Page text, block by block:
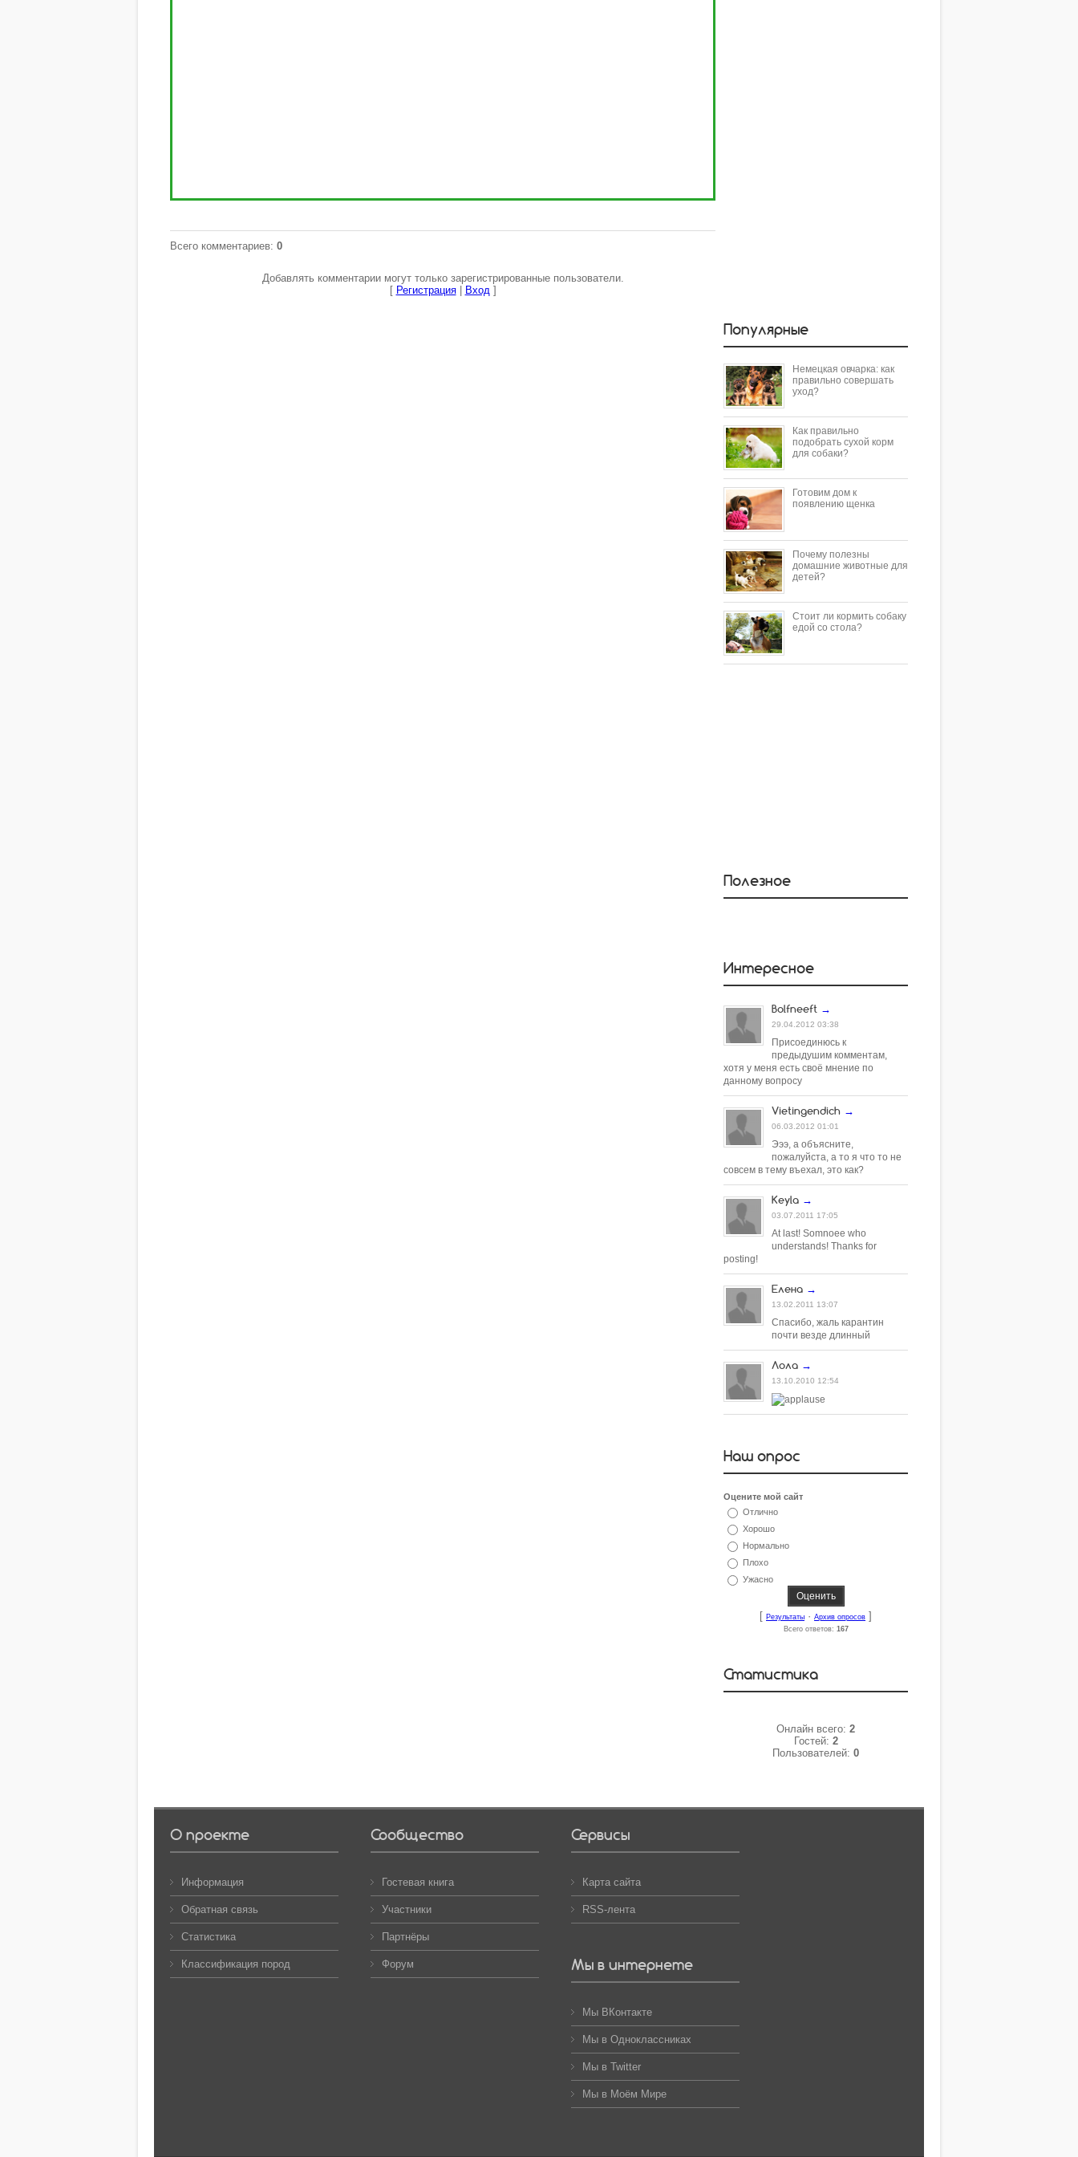
Всего комментариев: 0
Добавлять комментарии могут только зарегистрированные пользователи.
[ Регистрация| Вход]
Популярные
Немецкая овчарка: как
правильно совершать
уход?
Как правильно
подобрать сухой корм
для собаки?
Готовим дом к
появлению щенка
Почему полезны
домашние животные для
детей?
Стоит ли кормить собаку
едой со стола?
Полезное
Интересное
Bolfneeft →
29.04.2012 03:38
Присоединюсь к
предыдушим комментам,
хотя у меня есть своё мнение по
данному вопросу
Vietingendich →
06.03.2012 01:01
Эээ, а объясните,
пожалуйста, а то я что то не
совсем в тему въехал, это как?
Keyla →
03.07.2011 17:05
At last! Somnoee who
understands! Thanks for
posting!
Елена →
13.02.2011 13:07
Спасибо, жаль карантин
почти везде длинный
Лола →
13.10.2010 12:54
Наш опрос
Оцените мой сайт
Отлично
Хорошо
Нормально
Плохо
Ужасно
[ Результаты · Архив опросов ]
Всего ответов: 167
Статистика
Онлайн всего: 2
Гостей: 2
Пользователей: 0
О проекте
Информация
Обратная связь
Статистика
Классификация пород
Сообщество
Гостевая книга
Участники
Партнёры
Форум
Сервисы
Карта сайта
RSS-лента
Мы в интернете
Мы ВКонтакте
Мы в Одноклассниках
Мы в Twitter
Мы в Моём Мире